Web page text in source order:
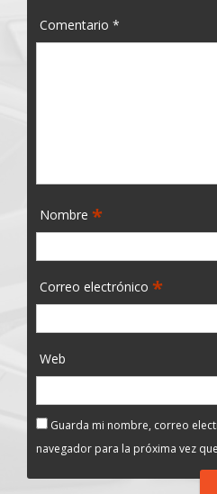
Comentario *
Nombre *
Correo electrónico *
Web
Guarda mi nombre, correo
navegador para la próxima vez